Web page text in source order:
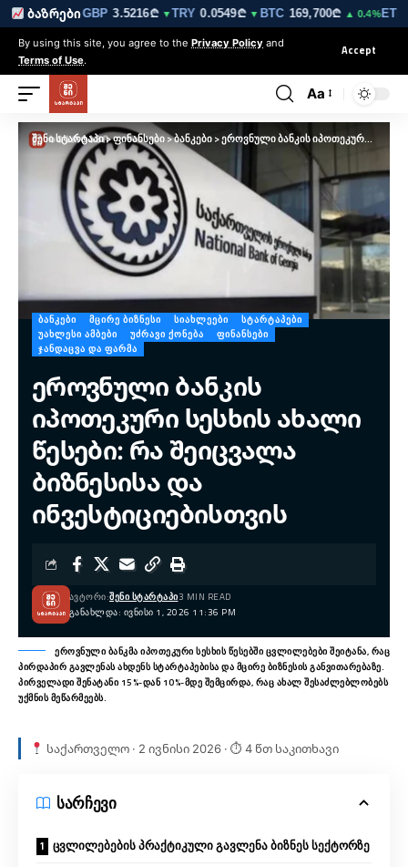
ბაზრები
3.0212₾▼GBP3.5216₾▼TRY0.0549₾▼BTC169,700₾▲ 0.4%ETH
By using this site, you agree to the Privacy Policy and
Terms of Use.
Accept
Aa
შენი სტარტაპი>ფინანსები>ბანკები>ეროვნული ბანკის იპოთეკური სესხის ახალი წესები: რა შეიცვალა ბიზნესისა და ინვესტიციებისთვის
ᲑᲐᲜᲙᲔᲑᲘ ᲛᲪᲘᲠᲔ ᲑᲘᲖᲜᲔᲡᲘ ᲡᲘᲐᲮᲚᲔᲔᲑᲘ
ᲡᲢᲐᲠᲢᲐᲞᲔᲑᲘ
ᲣᲐᲮᲚᲔᲡᲘ ᲐᲛᲑᲔᲑᲘ
ᲣᲫᲠᲐᲕᲘ ᲥᲝᲜᲔᲑᲐ
ᲤᲘᲜᲐᲜᲡᲔᲑᲘ
ᲯᲐᲜᲓᲐᲪᲕᲐ ᲓᲐ ᲤᲐᲠᲛᲐ
ეროვნული ბანკის
იპოთეკური სესხის ახალი
წესები: რა შეიცვალა
ბიზნესისა და
ინვესტიციებისთვის
ᲒᲐᲜᲐᲮᲚᲓᲐ: ᲘᲕᲜᲘᲡᲘ 1, 2026 11:36 PM
ᲐᲕᲢᲝᲠᲘ:ᲨᲔᲜᲘ ᲡᲢᲐᲠᲢᲐᲞᲘ3 MIN READ
ეროვნული ბანკმა იპოთეკური სესხის წესებში ცვლილებები შეიტანა, რაც
პირდაპირ გავლენას ახდენს სტარტაპებისა და მცირე ბიზნესის განვითარებაზე.
პირველადი შენატანი 15%-დან 10%-მდე შემცირდა, რაც ახალ შესაძლებლობებს
უქმნის მეწარმეებს.
საქართველო · 2 ივნისი 2026 · ⏱ 4 წთ საკითხავი
სარჩევი
ცვლილებების პრაქტიკული გავლენა ბიზნეს სექტორზე